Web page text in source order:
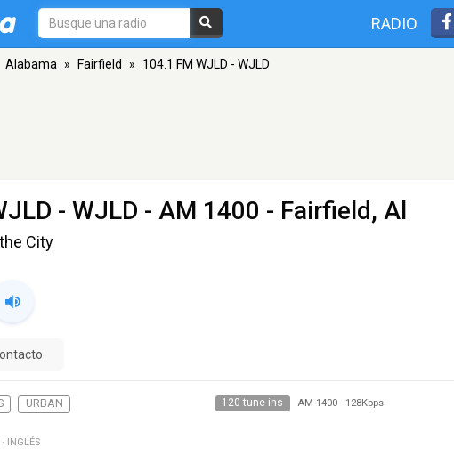
RADIO
Alabama » Fairfield » 104.1 FM WJLD - WJLD
- WJLD - AM 1400 - Fairfield, Al
City
URBAN 120 tune ins AM 1400- 128Kbps
· INGLÉS